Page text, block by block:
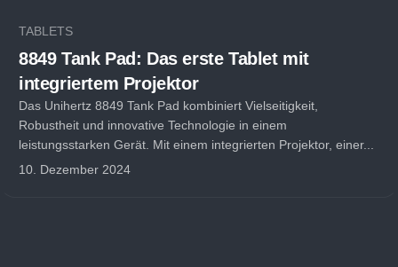
TABLETS
8849 Tank Pad: Das erste Tablet mit
integriertem Projektor
Das Unihertz 8849 Tank Pad kombiniert Vielseitigkeit,
Robustheit und innovative Technologie in einem
leistungsstarken Gerät. Mit einem integrierten Projektor, einer...
10. Dezember 2024